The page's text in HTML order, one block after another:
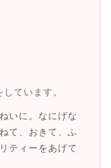
ています。
いに。なにげな
て、おきて、ふ
ティーをあげて